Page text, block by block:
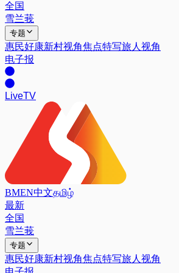
全国
雪兰莪
专题
惠民好康新村视角焦点特写旅人视角
电子报
LiveTV
BMEN中文தமிழ்
最新
全国
雪兰莪
专题
惠民好康新村视角焦点特写旅人视角